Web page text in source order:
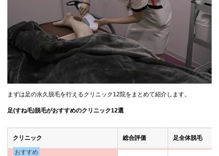
まずは足の永久脱毛を行えるクリニック12院をまとめて紹介します。
足(すね毛)脱毛がおすすめのクリニック12選
クリニック 総合評価 足全体脱毛
おすすめ